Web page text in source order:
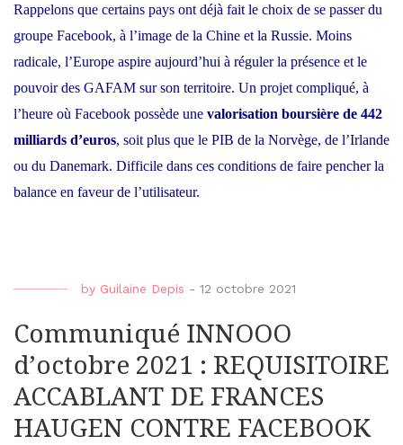
Rappelons que certains pays ont déjà fait le choix de se passer du
groupe Facebook, à l’image de la Chine et la Russie. Moins
radicale, l’Europe aspire aujourd’hui à réguler la présence et le
pouvoir des GAFAM sur son territoire. Un projet compliqué, à
l’heure où Facebook possède une valorisation boursière de 442
milliards d’euros, soit plus que le PIB de la Norvège, de l’Irlande
ou du Danemark. Difficile dans ces conditions de faire pencher la
balance en faveur de l’utilisateur.
by Guilaine Depis - 12 octobre 2021
Communiqué INNOOO
d’octobre 2021 : REQUISITOIRE
ACCABLANT DE FRANCES
HAUGEN CONTRE FACEBOOK